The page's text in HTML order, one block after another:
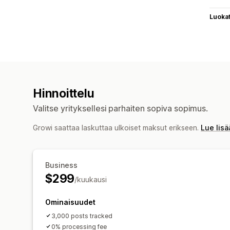
Luokat
Hinnoittelu
Valitse yrityksellesi parhaiten sopiva sopimus.
Growi saattaa laskuttaa ulkoiset maksut erikseen. Lue
Business
$299/kuukausi
Ominaisuudet
3,000 posts tracked
0% processing fee